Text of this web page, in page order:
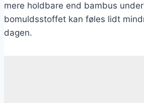
mere holdbare end bambus
bomuldsstoffet kan føles lidt
dagen.